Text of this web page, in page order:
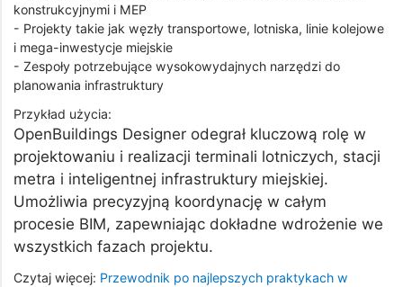
konstrukcyjnymi i MEP
- Projekty takie jak węzły transportowe, lotniska, linie kolejowe
i mega-inwestycje miejskie
- Zespoły potrzebujące wysokowydajnych narzędzi do
planowania infrastruktury
Przykład użycia:
OpenBuildings Designer odegrał kluczową rolę w
projektowaniu i realizacji terminali lotniczych, stacji
metra i inteligentnej infrastruktury miejskiej.
Umożliwia precyzyjną koordynację w całym
procesie BIM, zapewniając dokładne wdrożenie we
wszystkich fazach projektu.
Czytaj więcej: Przewodnik po najlepszych praktykach w